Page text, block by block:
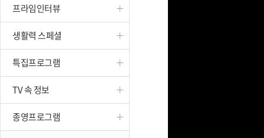
프라임인터뷰
생활력 스페셜
특집프로그램
TV 속 정보
종영프로그램